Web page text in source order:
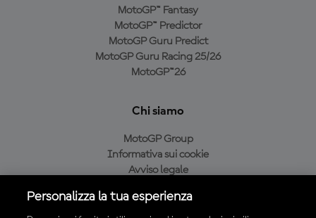
MotoGP™ Fantasy
MotoGP™ Predictor
MotoGP Guru Predict
MotoGP Guru Racing 25/26
MotoGP™26
Chi siamo
MotoGP Group
Informativa sui cookie
Avviso legale
Condizioni di acquisto
Personalizza la tua esperienza